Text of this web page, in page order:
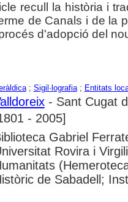
recull la història i
de Canals i de la
d'adopció del
; Sigil·lografia; Entitats
- Sant Cugat
- 2005]
Gabriel
Rovira i
de Sabadell;